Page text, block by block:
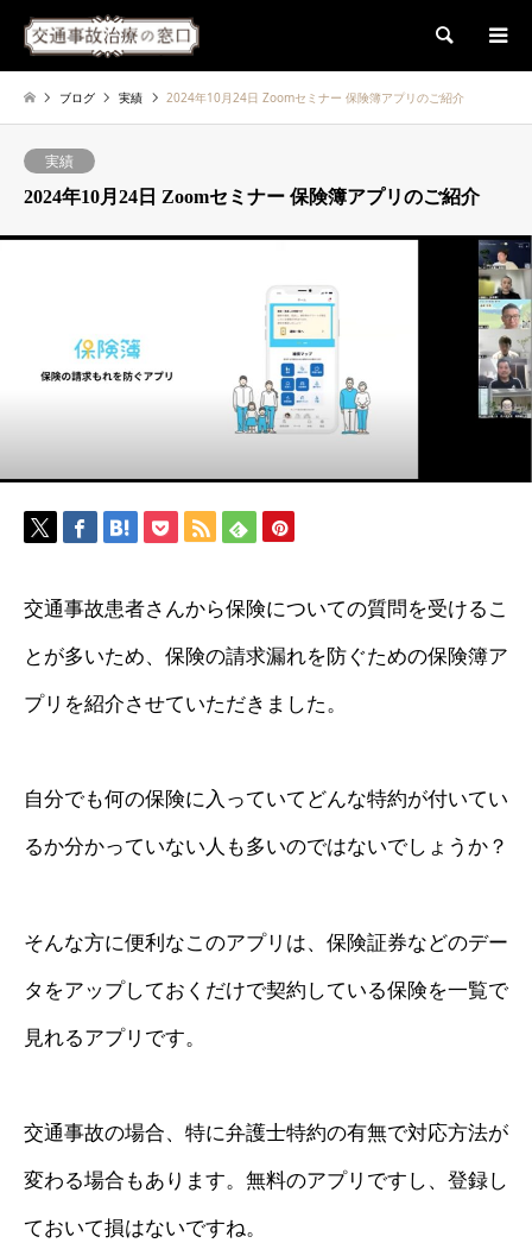
検索
ブログ 実績 2024年10月24日 Zoomセミナー 保険簿アプリのご紹介
実績
2024年10月24日 Zoomセミナー 保険簿アプリのご紹介
交通事故患者さんから保険についての質問を受けるこ
とが多いため、保険の請求漏れを防ぐための保険簿ア
プリを紹介させていただきました。
自分でも何の保険に入っていてどんな特約が付いてい
るか分かっていない人も多いのではないでしょうか？
そんな方に便利なこのアプリは、保険証券などのデー
タをアップしておくだけで契約している保険を一覧で
見れるアプリです。
交通事故の場合、特に弁護士特約の有無で対応方法が
変わる場合もあります。無料のアプリですし、登録し
ておいて損はないですね。